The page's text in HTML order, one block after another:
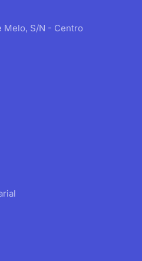
Melo, S/N - Centro